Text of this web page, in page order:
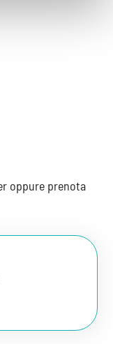
oppure prenota